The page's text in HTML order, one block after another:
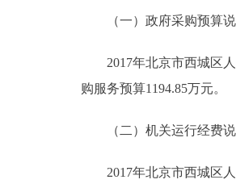
（一）政府采购预算说
2017年北京市西城区人
购服务预算1194.85万元。
（二）机关运行经费说
2017年北京市西城区人